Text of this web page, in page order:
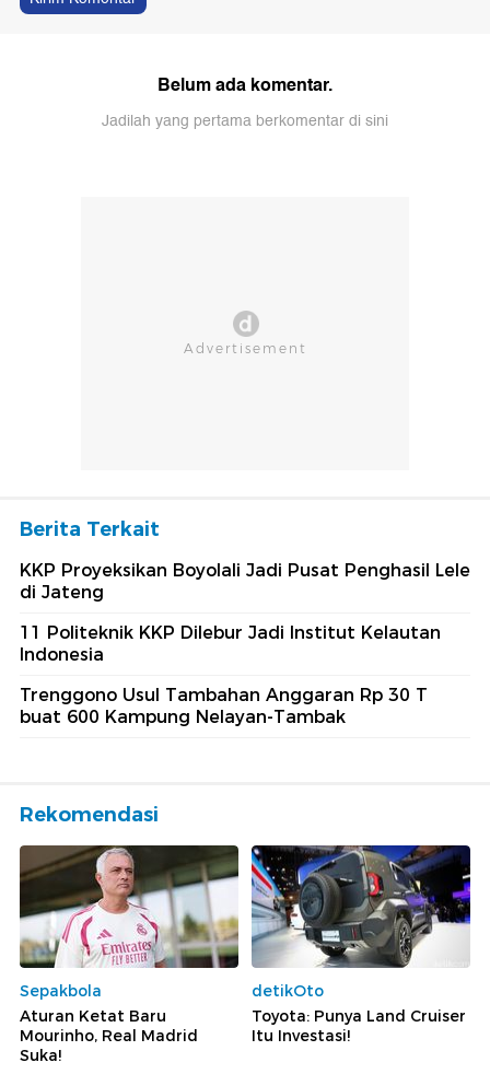
Belum ada komentar.
Jadilah yang pertama berkomentar di sini
Berita Terkait
KKP Proyeksikan Boyolali Jadi Pusat Penghasil Lele
di Jateng
11 Politeknik KKP Dilebur Jadi Institut Kelautan
Indonesia
Trenggono Usul Tambahan Anggaran Rp 30 T
buat 600 Kampung Nelayan-Tambak
Rekomendasi
Sepakbola
Aturan Ketat Baru
Mourinho, Real Madrid
Suka!
detikOto
Toyota: Punya Land Cruiser
Itu Investasi!